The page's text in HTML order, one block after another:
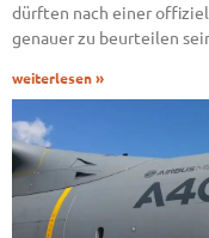
dürften nach einer
genauer zu beurteilen
weiterlesen »